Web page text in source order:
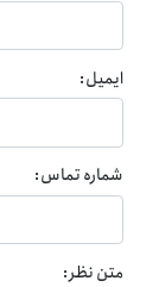
ایمیل:
شماره تماس:
متن نظر: